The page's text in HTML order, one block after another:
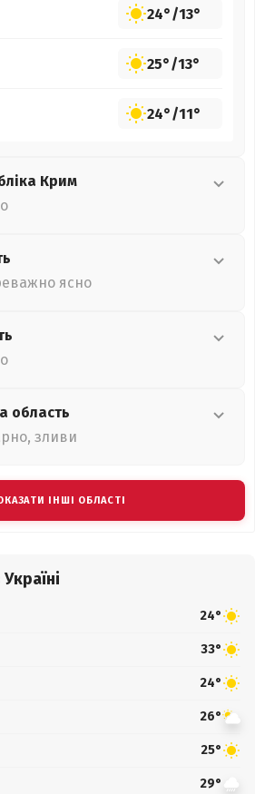
24°/13°
25°/13°
24°/11°
Крим
ясно
область
зливи
ІНШІ ОБЛАСТІ
24°
33°
24°
26°
25°
29°